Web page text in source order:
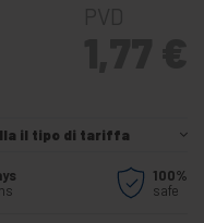
il tipo di tariffa
100%
safe